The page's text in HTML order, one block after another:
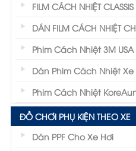
FILM CÁCH NHIỆT CLASSIS
DÁN FILM CÁCH NHIỆT
Phim Cách Nhiệt 3M USA
Dán Phim Cách Nhiệt Xe
Phim Cách Nhiệt
ĐỒ CHƠI PHỤ KIỆN THEO XE
Dán PPF Cho Xe Hơi